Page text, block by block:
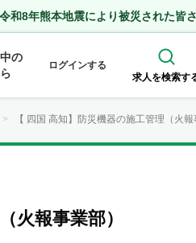
令和8年熊本地震により被災された皆
の
ログインする
求人を検索す
【 四国 高知】防災機器の施工管理（火報
火報事業部）